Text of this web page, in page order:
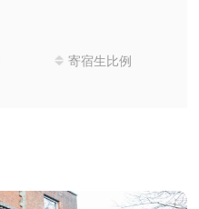
寄宿生比例